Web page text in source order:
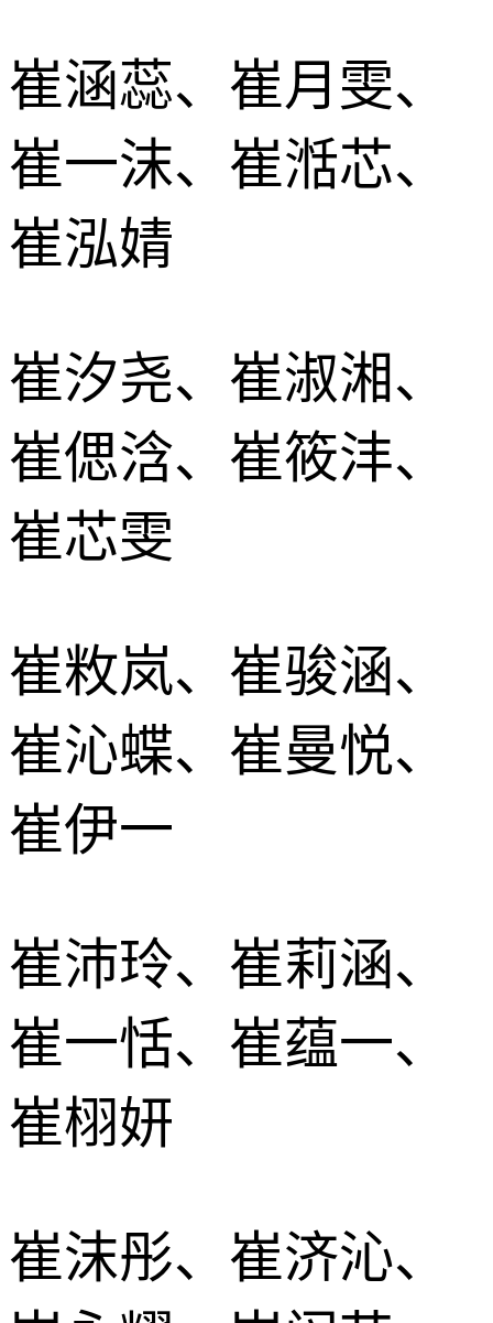
崔涵蕊、崔月雯、
崔一沫、崔湉芯、
崔泓婧
崔汐尧、崔淑湘、
崔偲浛、崔筱沣、
崔芯雯
崔敉岚、崔骏涵、
崔沁蝶、崔曼悦、
崔伊一
崔沛玲、崔莉涵、
崔一恬、崔蕴一、
崔栩妍
崔沫彤、崔济沁、